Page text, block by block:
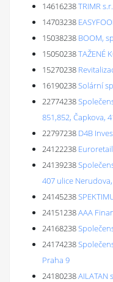
14616238TRIMR
14703238
15038238 BOOM,
15050238TAŽENÉ
15270238
16190238Solární
22774238
851,852, Čapkova,
22797238 D4B
24122238
24139238
407 ulice
24145238
24151238AAA
24168238
24174238
Praha 9
24180238AILATAN